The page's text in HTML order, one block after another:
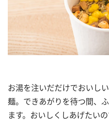
お湯を注いだだけでおいし
麺。できあがりを待つ間、
ます。おいしくしあげたい